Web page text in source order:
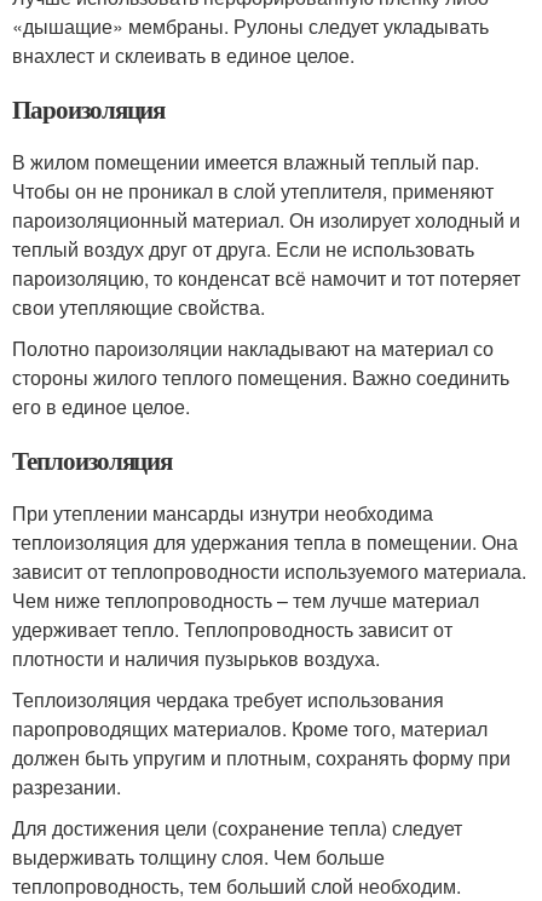
«дышащие» мембраны. Рулоны следует укладывать
внахлест и склеивать в единое целое.
Пароизоляция
В жилом помещении имеется влажный теплый пар.
Чтобы он не проникал в слой утеплителя, применяют
пароизоляционный материал. Он изолирует холодный и
теплый воздух друг от друга. Если не использовать
пароизоляцию, то конденсат всё намочит и тот потеряет
свои утепляющие свойства.
Полотно пароизоляции накладывают на материал со
стороны жилого теплого помещения. Важно соединить
его в единое целое.
Теплоизоляция
При утеплении мансарды изнутри необходима
теплоизоляция для удержания тепла в помещении. Она
зависит от теплопроводности используемого материала.
Чем ниже теплопроводность – тем лучше материал
удерживает тепло. Теплопроводность зависит от
плотности и наличия пузырьков воздуха.
Теплоизоляция чердака требует использования
паропроводящих материалов. Кроме того, материал
должен быть упругим и плотным, сохранять форму при
разрезании.
Для достижения цели (сохранение тепла) следует
выдерживать толщину слоя. Чем больше
теплопроводность, тем больший слой необходим.